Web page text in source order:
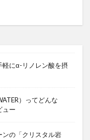
軽にα-リノレン酸を摂
）ってどんな
ュー
の「クリスタル岩